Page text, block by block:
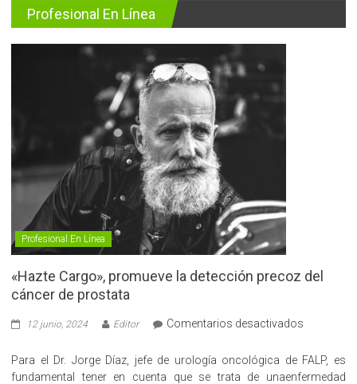
Profesional En Línea
Profesional En Línea
«Hazte Cargo», promueve la detección precoz del
cáncer de prostata
12 junio, 2024 Editor Comentarios desactivados
Cargo»,
promueve
Para el Dr. Jorge Díaz, jefe de urología oncológica de FALP, es
fundamental tener en cuenta que se trata de unaenfermedad